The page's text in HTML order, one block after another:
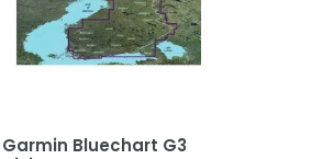
Garmin Bluechart G3